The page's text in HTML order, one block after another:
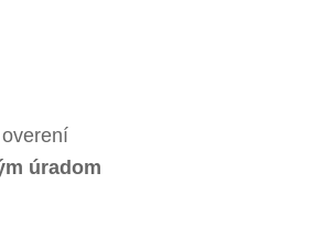
úradom